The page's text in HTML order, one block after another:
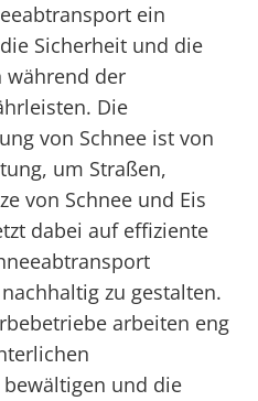
ein
Sicherheit und die
während der
Die
von Schnee ist von
um Straßen,
von Schnee und Eis
dabei auf effiziente
zu gestalten.
arbeiten eng
und die